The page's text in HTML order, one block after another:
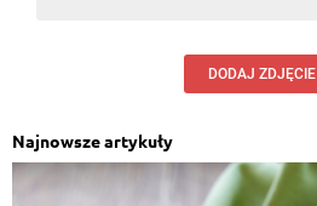
DODAJ ZDJĘCIE
Najnowsze artykuły